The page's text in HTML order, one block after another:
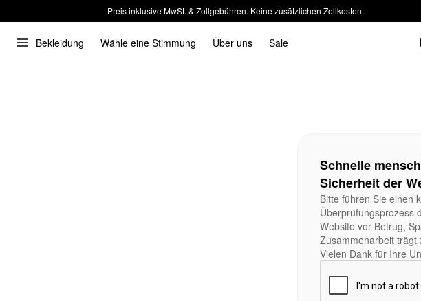
Preis inklusive MwSt. & Zollgebühren. Keine zusätzlichen Zollkosten.
Bekleidung Wähle eine Stimmung Über uns Sale
Schnelle
Sicherheit der
Bitte führen Sie einen
Überprüfungsprozess
Website vor Betrug,
Zusammenarbeit trägt
Vielen Dank für Ihre